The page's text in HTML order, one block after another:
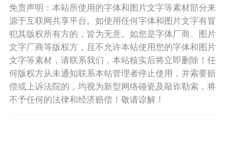
免责声明：本站所使用的字体和图片文字等素材部分来
源于互联网共享平台。如使用任何字体和图片文字有冒
犯其版权所有方的，皆为无意。如您是字体厂商、图片
文字厂商等版权方，且不允许本站使用您的字体和图片
文字等素材，请联系我们，本站核实后将立即删除！任
何版权方从未通知联系本站管理者停止使用，并索要赔
偿或上诉法院的，均视为新型网络碰瓷及敲诈勒索，将
不予任何的法律和经济赔偿！敬请谅解！